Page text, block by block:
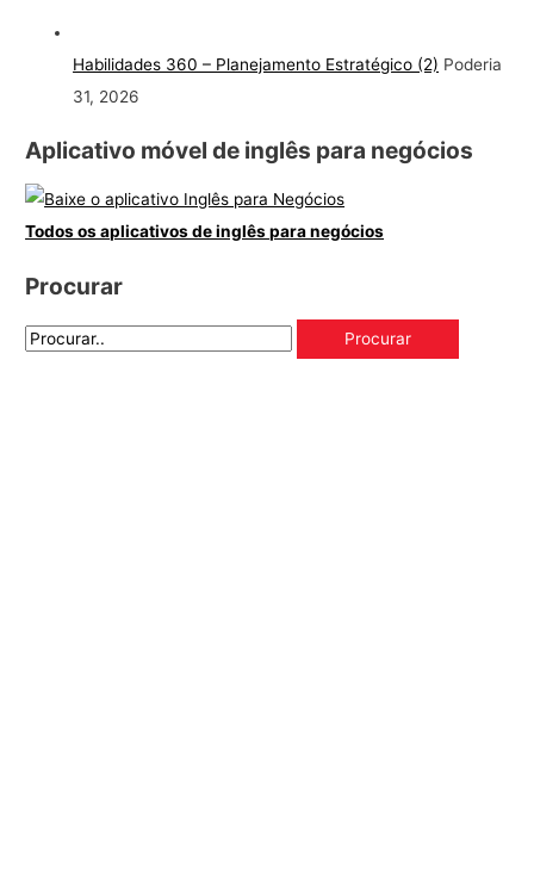
Habilidades 360 – Planejamento Estratégico (2) Poderia
31, 2026
Aplicativo móvel de inglês para negócios
Todos os aplicativos de inglês para negócios
Procurar